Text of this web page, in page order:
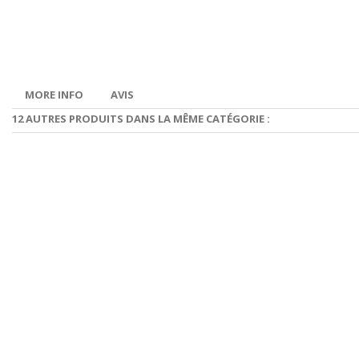
MORE INFO
AVIS
12 AUTRES PRODUITS DANS LA MÊME CATÉGORIE :